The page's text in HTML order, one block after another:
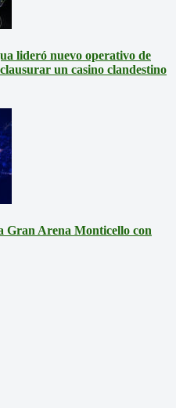
lideró nuevo operativo de
un casino clandestino
Gran Arena Monticello con